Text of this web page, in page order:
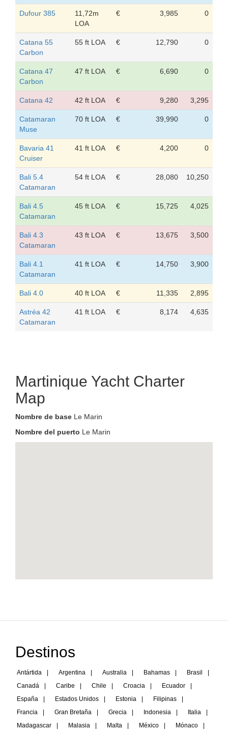
Dufour 385
11,72m
LOA
€ 3,985 0
Catana 55
Carbon
55 ft LOA € 12,790 0
Catana 47
Carbon
47 ft LOA € 6,690 0
Catana 42 42 ft LOA € 9,280 3,295
Catamaran
Muse
70 ft LOA € 39,990 0
Bavaria 41
Cruiser
41 ft LOA € 4,200 0
Bali 5.4
Catamaran
54 ft LOA € 28,080 10,250
Bali 4.5
Catamaran
45 ft LOA € 15,725 4,025
Bali 4.3
Catamaran
43 ft LOA € 13,675 3,500
Bali 4.1
Catamaran
41 ft LOA € 14,750 3,900
Bali 4.0 40 ft LOA € 11,335 2,895
Astréa 42
Catamaran
41 ft LOA € 8,174 4,635
Martinique Yacht Charter
Map
Nombre de base Le Marin
Nombre del puerto Le Marin
Destinos
Antártida Argentina Australia Bahamas Brasil
Canadá
Caribe Chile Croacia Ecuador
España
Estados Unidos Estonia Filipinas
Francia
Gran Bretaña Grecia Indonesia Italia
Madagascar
Malasia Malta México Mónaco